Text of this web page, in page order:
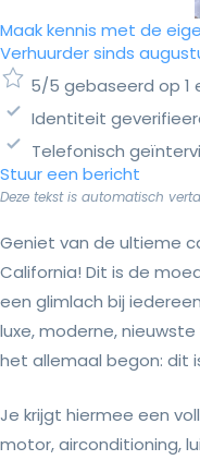
Maak kennis met de
Verhuurder sinds
5/5 gebaseerd op 1
Identiteit
Telefonisch
Stuur een bericht
Deze tekst is automatisch
Geniet van de ultieme
California! Dit is de
een glimlach bij
luxe, moderne,
het allemaal begon: dit
Je krijgt hiermee een
motor, airconditioning,